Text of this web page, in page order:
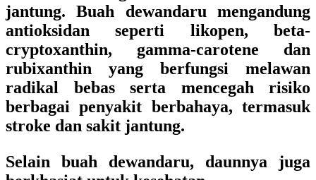
jantung. Buah dewandaru mengandung
antioksidan seperti likopen, beta-
cryptoxanthin, gamma-carotene dan
rubixanthin yang berfungsi melawan
radikal bebas serta mencegah risiko
berbagai penyakit berbahaya, termasuk
stroke dan sakit jantung.
Selain buah dewandaru, daunnya juga